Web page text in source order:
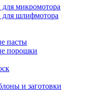
микромотора
шлифмотора
пасты
порошки
и заготовки